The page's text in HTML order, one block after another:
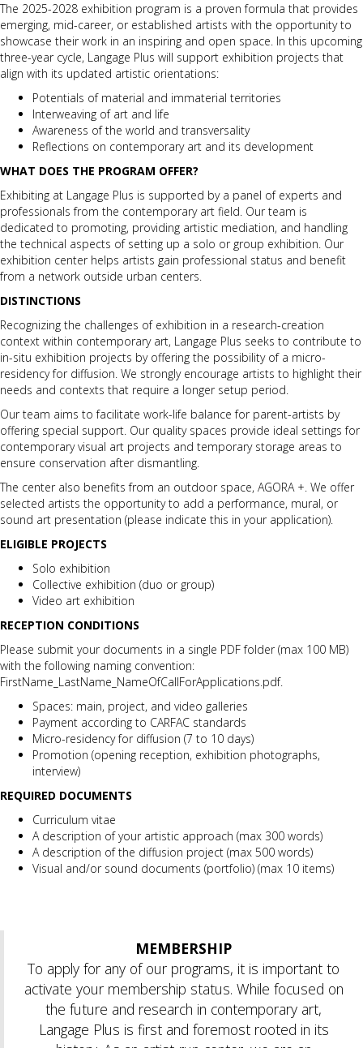
The 2025-2028 exhibition program is a proven formula that provides
emerging, mid-career, or established artists with the opportunity to
showcase their work in an inspiring and open space. In this upcoming
three-year cycle, Langage Plus will support exhibition projects that
align with its updated artistic orientations:
Potentials of material and immaterial territories
Interweaving of art and life
Awareness of the world and transversality
Reflections on contemporary art and its development
WHAT DOES THE PROGRAM OFFER?
Exhibiting at Langage Plus is supported by a panel of experts and
professionals from the contemporary art field. Our team is
dedicated to promoting, providing artistic mediation, and handling
the technical aspects of setting up a solo or group exhibition. Our
exhibition center helps artists gain professional status and benefit
from a network outside urban centers.
DISTINCTIONS
Recognizing the challenges of exhibition in a research-creation
context within contemporary art, Langage Plus seeks to contribute to
in-situ exhibition projects by offering the possibility of a micro-
residency for diffusion. We strongly encourage artists to highlight their
needs and contexts that require a longer setup period.
Our team aims to facilitate work-life balance for parent-artists by
offering special support. Our quality spaces provide ideal settings for
contemporary visual art projects and temporary storage areas to
ensure conservation after dismantling.
The center also benefits from an outdoor space, AGORA +. We offer
selected artists the opportunity to add a performance, mural, or
sound art presentation (please indicate this in your application).
ELIGIBLE PROJECTS
Solo exhibition
Collective exhibition (duo or group)
Video art exhibition
RECEPTION CONDITIONS
Please submit your documents in a single PDF folder (max 100 MB)
with the following naming convention:
FirstName_LastName_NameOfCallForApplications.pdf.
Spaces: main, project, and video galleries
Payment according to CARFAC standards
Micro-residency for diffusion (7 to 10 days)
Promotion (opening reception, exhibition photographs,
interview)
REQUIRED DOCUMENTS
Curriculum vitae
A description of your artistic approach (max 300 words)
A description of the diffusion project (max 500 words)
Visual and/or sound documents (portfolio) (max 10 items)
MEMBERSHIP
To apply for any of our programs, it is important to
activate your membership status. While focused on
the future and research in contemporary art,
Langage Plus is first and foremost rooted in its